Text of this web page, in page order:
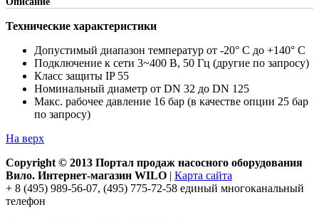
Технические характеристики
Допустимый диапазон температур от -20° C до +140° C
Подключение к сети 3~400 В, 50 Гц (другие по запросу)
Класс защиты IP 55
Номинальный диаметр от DN 32 до DN 125
Макс. рабочее давление 16 бар (в качестве опции 25 бар
по запросу)
На верх
Copyright © 2013 Портал продаж насосного оборудования
Вило. Интернет-магазин WILO | Карта сайта
+ 8 (495) 989-56-07, (495) 775-72-58 единый многоканальный
телефон